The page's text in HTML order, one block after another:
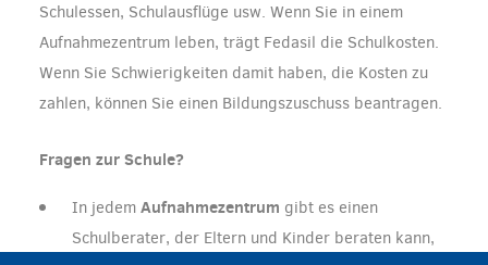
Schulessen, Schulausflüge usw. Wenn Sie in einem
Aufnahmezentrum leben, trägt Fedasil die Schulkosten.
Wenn Sie Schwierigkeiten damit haben, die Kosten zu
zahlen, können Sie einen Bildungszuschuss beantragen.
Fragen zur Schule?
In jedem Aufnahmezentrum gibt es einen
Schulberater, der Eltern und Kinder beraten kann,